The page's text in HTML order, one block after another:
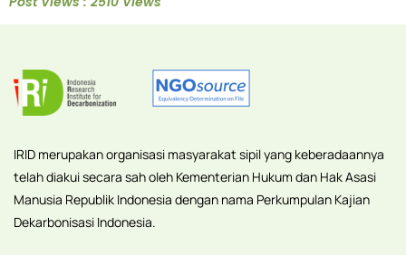
IRID merupakan organisasi masyarakat sipil yang keberadaannya
telah diakui secara sah oleh Kementerian Hukum dan Hak Asasi
Manusia Republik Indonesia dengan nama Perkumpulan Kajian
Dekarbonisasi Indonesia.